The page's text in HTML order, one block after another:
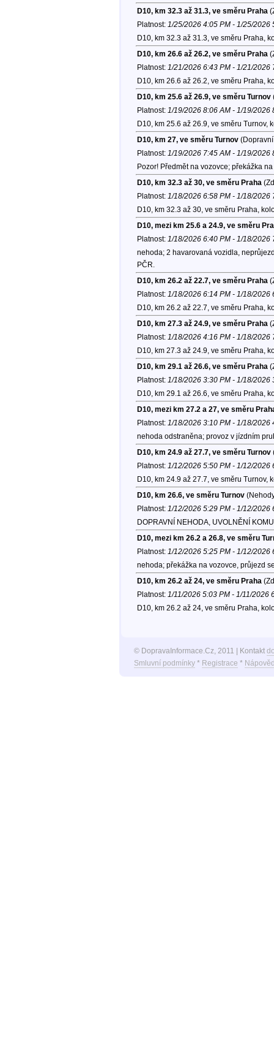
D10, km 32.3 až 31.3, ve směru Praha
Platnost: 1/25/2026 4:05 PM - 1/25/2026
D10, km 32.3 až 31.3, ve směru Praha,
D10, km 26.6 až 26.2, ve směru Praha
Platnost: 1/21/2026 6:43 PM - 1/21/2026
D10, km 26.6 až 26.2, ve směru Praha,
D10, km 25.6 až 26.9, ve směru Turnov
Platnost: 1/19/2026 8:06 AM - 1/19/2026
D10, km 25.6 až 26.9, ve směru Turnov,
D10, km 27, ve směru Turnov(Dopravní
Platnost: 1/19/2026 7:45 AM - 1/19/2026
Pozor! Předmět na vozovce; překážka
D10, km 32.3 až 30, ve směru Praha
Platnost: 1/18/2026 6:58 PM - 1/18/2026
D10, km 32.3 až 30, ve směru Praha,
D10, mezi km 25.6 a 24.9, ve směru
Platnost: 1/18/2026 6:40 PM - 1/18/2026
nehoda; 2 havarovaná vozidla,
PČR.
D10, km 26.2 až 22.7, ve směru Praha
Platnost: 1/18/2026 6:14 PM - 1/18/2026
D10, km 26.2 až 22.7, ve směru Praha,
D10, km 27.3 až 24.9, ve směru Praha
Platnost: 1/18/2026 4:16 PM - 1/18/2026
D10, km 27.3 až 24.9, ve směru Praha,
D10, km 29.1 až 26.6, ve směru Praha
Platnost: 1/18/2026 3:30 PM - 1/18/2026
D10, km 29.1 až 26.6, ve směru Praha,
D10, mezi km 27.2 a 27, ve směru
Platnost: 1/18/2026 3:10 PM - 1/18/2026
nehoda odstraněna; provoz v jízdním
D10, km 24.9 až 27.7, ve směru Turnov
Platnost: 1/12/2026 5:50 PM - 1/12/2026
D10, km 24.9 až 27.7, ve směru Turnov,
D10, km 26.6, ve směru Turnov
Platnost: 1/12/2026 5:29 PM - 1/12/2026
DOPRAVNÍ NEHODA, UVOLNĚNÍ
D10, mezi km 26.2 a 26.8, ve směru
Platnost: 1/12/2026 5:25 PM - 1/12/2026
nehoda; překážka na vozovce, průjezd
D10, km 26.2 až 24, ve směru Praha
Platnost: 1/11/2026 5:03 PM - 1/11/2026
D10, km 26.2 až 24, ve směru Praha,
© DopravaInformace.Cz, 2011 | Kontakt
Smluvní podmínky* Registrace *